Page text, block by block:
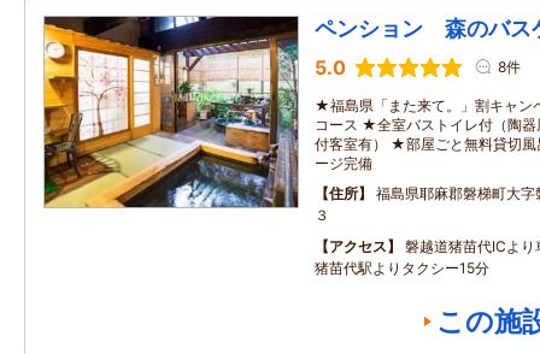
ペンション 森のバス
5.0 8件
★福島県「また来て。」割キャ
コース ★全室バストイレ付（陶
付客室有） ★部屋ごと無料貸切
ージ完備
住所
福島県耶麻郡磐梯町大
３
アクセス
磐越道猪苗代ICよ
猪苗代駅よりタクシー15分
この施